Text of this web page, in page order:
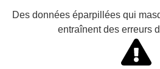
Des données éparpillées qui
entraînent des erreurs